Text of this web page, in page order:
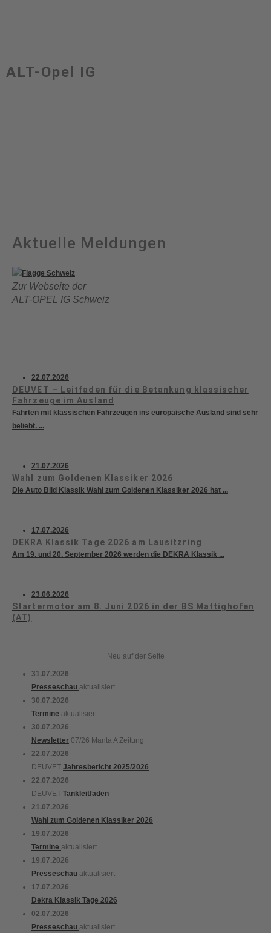
ALT-Opel IG
Aktuelle Meldungen
Zur Webseite der
ALT-OPEL IG Schweiz
22.07.2026
DEUVET – Leitfaden für die Betankung klassischer
Fahrzeuge im Ausland
Fahrten mit klassischen Fahrzeugen ins europäische Ausland sind sehr
beliebt. ...
21.07.2026
Wahl zum Goldenen Klassiker 2026
Die Auto Bild Klassik Wahl zum Goldenen Klassiker 2026 hat ...
17.07.2026
DEKRA Klassik Tage 2026 am Lausitzring
Am 19. und 20. September 2026 werden die DEKRA Klassik ...
23.06.2026
Startermotor am 8. Juni 2026 in der BS Mattighofen
(AT)
Neu auf der Seite
31.07.2026
Presseschau aktualisiert
30.07.2026
Termine aktualisiert
30.07.2026
Newsletter 07/26 Manta A Zeitung
22.07.2026
DEUVET Jahresbericht 2025/2026
22.07.2026
DEUVET Tankleitfaden
21.07.2026
Wahl zum Goldenen Klassiker 2026
19.07.2026
Termine aktualisiert
19.07.2026
Presseschau aktualisiert
17.07.2026
Dekra Klassik Tage 2026
02.07.2026
Presseschau aktualisiert